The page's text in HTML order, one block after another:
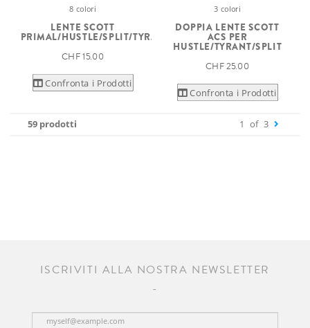
8 colori
LENTE SCOTT
PRIMAL/HUSTLE/SPLIT/TYRANT
CHF 15.00
Confronta i Prodotti
3 colori
DOPPIA LENTE SCOTT
ACS PER
HUSTLE/TYRANT/SPLIT
CHF 25.00
Confronta i Prodotti
59 prodotti 1 of 3
ISCRIVITI ALLA NOSTRA NEWSLETTER